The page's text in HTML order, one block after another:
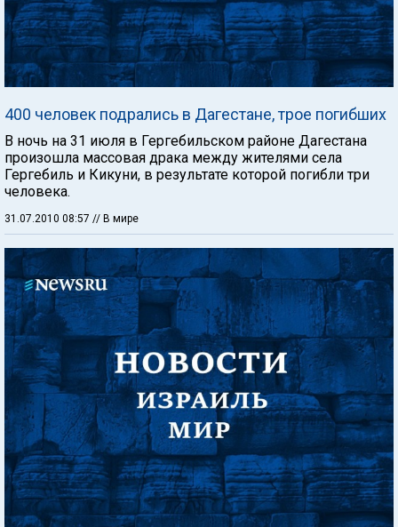
400 человек подрались в Дагестане, трое погибших
В ночь на 31 июля в Гергебильском районе Дагестана
произошла массовая драка между жителями села
Гергебиль и Кикуни, в результате которой погибли три
человека.
31.07.2010 08:57 // В мире